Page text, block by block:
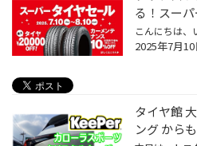
る！スー
2025年7月10
タイヤ館
ング から